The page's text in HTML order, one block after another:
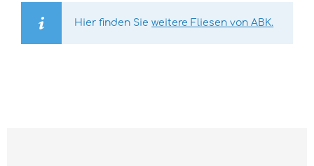
Hier finden Sieweitere Fliesen von ABK.